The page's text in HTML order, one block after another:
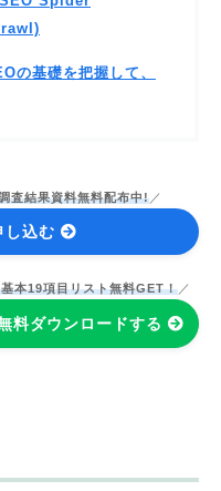
の基礎を把握して、
査結果資料無料配布中!／
し込む
本19項目リスト無料GET！ ／
料ダウンロードする